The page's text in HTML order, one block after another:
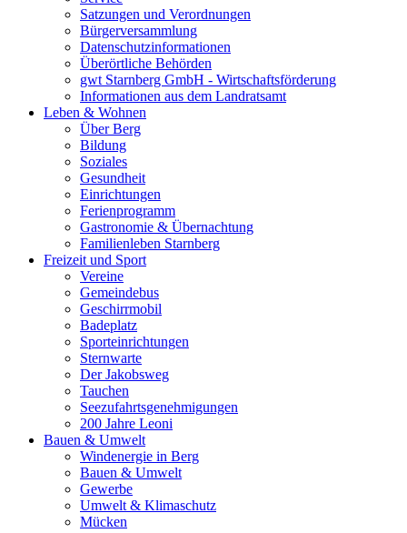
Satzungen und Verordnungen
Bürgerversammlung
Datenschutzinformationen
Überörtliche Behörden
gwt Starnberg GmbH - Wirtschaftsförderung
Informationen aus dem Landratsamt
Leben & Wohnen
Über Berg
Bildung
Soziales
Gesundheit
Einrichtungen
Ferienprogramm
Gastronomie & Übernachtung
Familienleben Starnberg
Freizeit und Sport
Vereine
Gemeindebus
Geschirrmobil
Badeplatz
Sporteinrichtungen
Sternwarte
Der Jakobsweg
Tauchen
Seezufahrtsgenehmigungen
200 Jahre Leoni
Bauen & Umwelt
Windenergie in Berg
Bauen & Umwelt
Gewerbe
Umwelt & Klimaschutz
Mücken